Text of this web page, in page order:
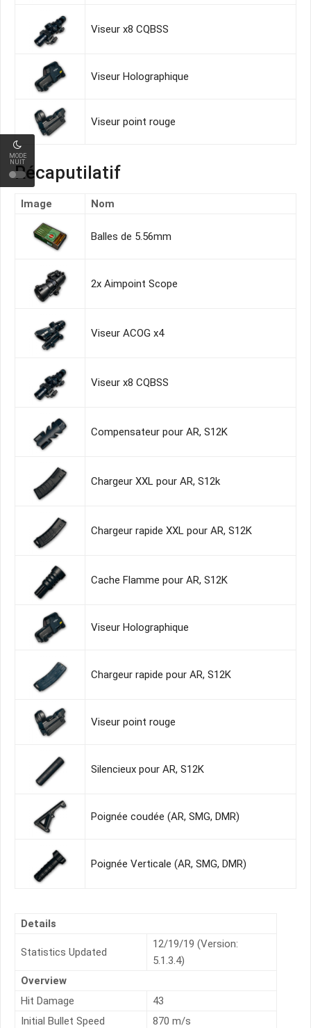
MODE
NUIT
Viseur x8 CQBSS
Viseur Holographique
Viseur point rouge
Récaputilatif
Image Nom
Balles de 5.56mm
2x Aimpoint Scope
Viseur ACOG x4
Viseur x8 CQBSS
Compensateur pour AR, S12K
Chargeur XXL pour AR, S12k
Chargeur rapide XXL pour AR, S12K
Cache Flamme pour AR, S12K
Viseur Holographique
Chargeur rapide pour AR, S12K
Viseur point rouge
Silencieux pour AR, S12K
Poignée coudée (AR, SMG, DMR)
Poignée Verticale (AR, SMG, DMR)
Details
Statistics Updated
12/19/19 (Version:
5.1.3.4)
Overview
Hit Damage
43
Initial Bullet Speed
870 m/s